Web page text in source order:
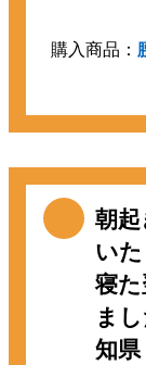
購入商品：
朝
い
寝
ま
知